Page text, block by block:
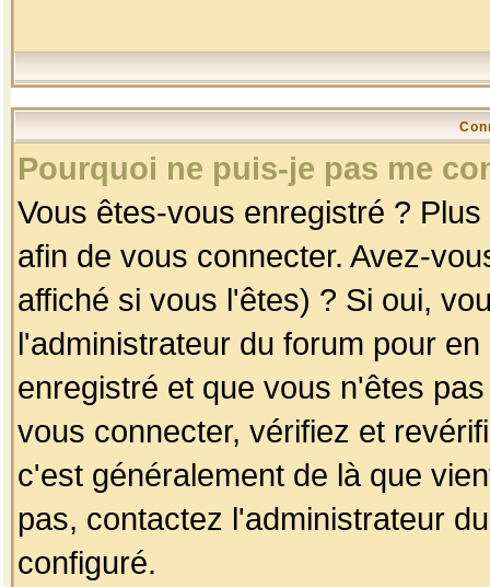
Pourquoi ne puis-je pas me
Vous êtes-vous enregistré ?
afin de vous connecter. Avez-
affiché si vous l'êtes) ? Si oui,
l'administrateur du forum pour
enregistré et que vous n'êtes
vous connecter, vérifiez et
c'est généralement de là que
pas, contactez l'administrateur
configuré.